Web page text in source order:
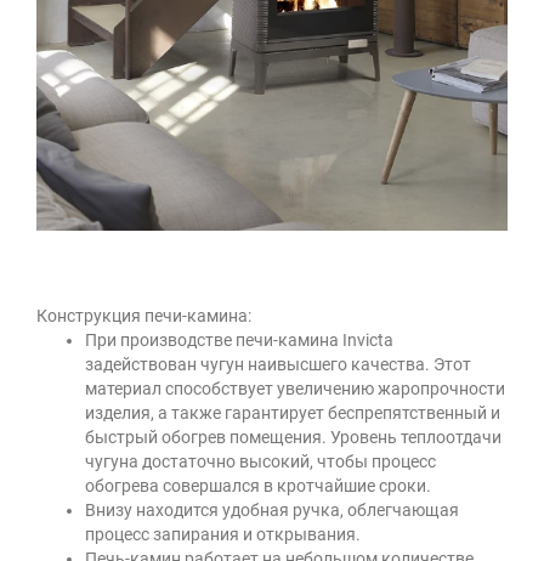
Конструкция печи-камина:
При производстве печи-камина Invicta
задействован чугун наивысшего качества. Этот
материал способствует увеличению жаропрочности
изделия, а также гарантирует беспрепятственный и
быстрый обогрев помещения. Уровень теплоотдачи
чугуна достаточно высокий, чтобы процесс
обогрева совершался в кротчайшие сроки.
Внизу находится удобная ручка, облегчающая
процесс запирания и открывания.